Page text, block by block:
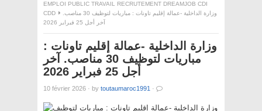
EMPLOI PUBLIC TRAVAIL RECRUTEMENT DREAMJOB CDI
CDD
وزارة الداخلية -عمالة إقليم تاونات : مباريات لتوظيف 30 مناصب.
آخر أجل 25 فبراير 2026
وزارة الداخلية -عمالة إقليم تاونات :
مباريات لتوظيف 30 مناصب. آخر
أجل 25 فبراير 2026
10 février 2026 · by toutaumaroc1991 ·